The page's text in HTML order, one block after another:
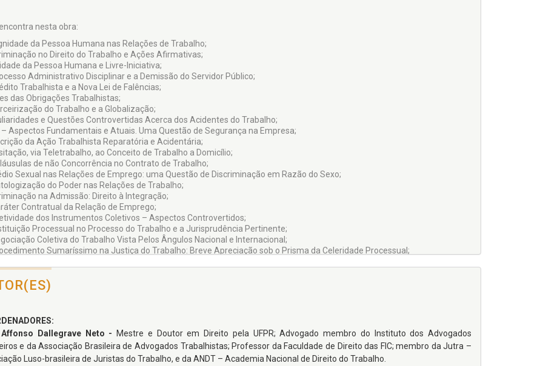
nesta obra:
da Pessoa Humana nas Relações de Trabalho;
no Direito do Trabalho e Ações Afirmativas;
da Pessoa Humana e Livre-Iniciativa;
Administrativo Disciplinar e a Demissão do Servidor Público;
Trabalhista e a Nova Lei de Falências;
das Obrigações Trabalhistas;
do Trabalho e a Globalização;
e Questões Controvertidas Acerca dos Acidentes do Trabalho;
– Aspectos Fundamentais e Atuais. Uma Questão de Segurança na Empresa;
da Ação Trabalhista Reparatória e Acidentária;
via Teletrabalho, ao Conceito de Trabalho a Domicílio;
de não Concorrência no Contrato de Trabalho;
Sexual nas Relações de Emprego: uma Questão de Discriminação em Razão do Sexo;
do Poder nas Relações de Trabalho;
na Admissão: Direito à Integração;
Contratual da Relação de Emprego;
dos Instrumentos Coletivos – Aspectos Controvertidos;
Processual no Processo do Trabalho e a Jurisprudência Pertinente;
Coletiva do Trabalho Vista Pelos Ângulos Nacional e Internacional;
Sumaríssimo na Justiça do Trabalho: Breve Apreciação sob o Prisma da Celeridade Processual;
como Requisito de Admissibilidade do Recurso Ordinário: Breve Análise à Luz da Orientação Jurisprudencial
Superior do Trabalho;
da Prova no Processo do Trabalho;
Processual pelo Sindicato;
Reflexões sobre o Direito Autoral na Relação de Emprego;
do Correio Eletrônico na Relação de Emprego e sua Proteção Jurídica.
Dallegrave Neto -
Mestre e Doutor em Direito pela UFPR; Advogado membro do Instituto dos Advogados
e da Associação Brasileira de Advogados Trabalhistas; Professor da Faculdade de Direito das FIC; membro da Jutra –
Luso-brasileira de Juristas do Trabalho, e da ANDT – Academia Nacional de Direito do Trabalho.